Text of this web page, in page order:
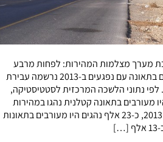
מערך מצלמות המהירות: לפחות מרבע
אחוז מהנהגים שהיו מעורבים בתאונה עם נפגעים ב-2013 נרשמה עבירת
נתוני הלשכה המרכזית לסטטיסטיקה,
שהיו מעורבים בתאונה קטלנית נהגו במהירות
גבוהה מהמותר בחוק בשנת 2013, כ-23 אלף נהגים היו מעורבים בתאונות